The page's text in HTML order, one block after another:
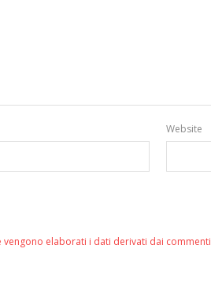
Website
vengono elaborati i dati derivati dai commenti